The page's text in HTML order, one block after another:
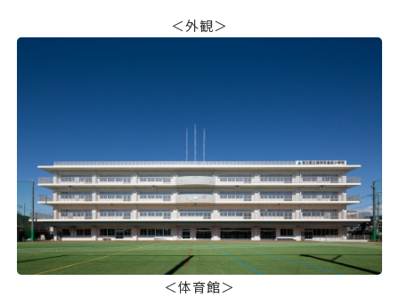
＜外観＞
＜体育館＞